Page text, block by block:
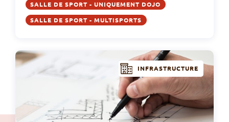
SALLE DE SPORT - UNIQUEMENT DOJO
SALLE DE SPORT - MULTISPORTS
INFRASTRUCTURE